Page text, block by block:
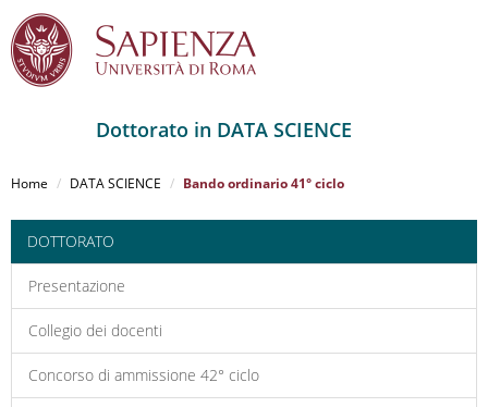
al
principale
Dottorato in DATA SCIENCE
Home DATA SCIENCE Bando ordinario 41° ciclo
DOTTORATO
Presentazione
Collegio dei docenti
Concorso di ammissione 42° ciclo